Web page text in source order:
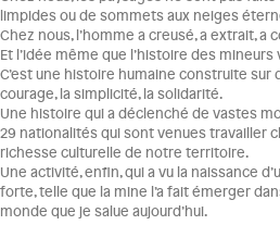
limpides ou de sommets aux neiges
Chez nous, l’homme a creusé, a extrait,
Et l’idée même que l’histoire des
C’est une histoire humaine construite sur
courage, la simplicité, la solidarité.
Une histoire qui a déclenché de vastes
29 nationalités qui sont venues travailler
richesse culturelle de notre territoire.
Une activité, enfin, qui a vu la naissance
forte, telle que la mine l’a fait émerger
monde que je salue aujourd’hui.